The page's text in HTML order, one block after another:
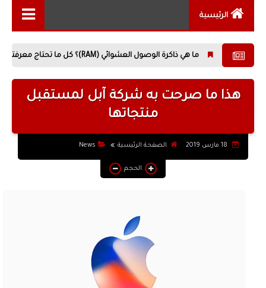
الرئيسية
الهواتف الذكية
الكمبيوتر
التطبيقات والبرامج
يوتيوب
ما هي ذاكرة الوصول العشوائي (RAM)؟ كل ما تحتاج معرفته عن أهم مكونات الحاسوب
هذا ما صرحت به شركة آبل لمستقبل
منتجاتها
18 مارس 2019 الصفحة الرئيسية News
الحجم